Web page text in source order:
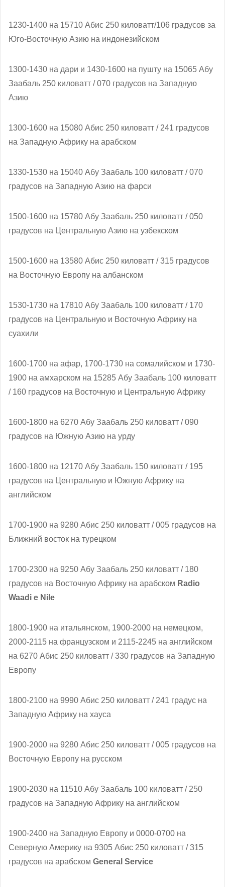
1230-1400 на 15710 Абис 250 киловатт/106 градусов за
Юго-Восточную Азию на индонезийском
1300-1430 на дари и 1430-1600 на пушту на 15065 Абу
Заабаль 250 киловатт / 070 градусов на Западную
Азию
1300-1600 на 15080 Абис 250 киловатт / 241 градусов
на Западную Африку на арабском
1330-1530 на 15040 Абу Заабаль 100 киловатт / 070
градусов на Западную Азию на фарси
1500-1600 на 15780 Абу Заабаль 250 киловатт / 050
градусов на Центральную Азию на узбекском
1500-1600 на 13580 Абис 250 киловатт / 315 градусов
на Восточную Европу на албанском
1530-1730 на 17810 Абу Заабаль 100 киловатт / 170
градусов на Центральную и Восточную Африку на
суахили
1600-1700 на афар, 1700-1730 на сомалийском и 1730-
1900 на амхарском на 15285 Абу Заабаль 100 киловатт
/ 160 градусов на Восточную и Центральную Африку
1600-1800 на 6270 Абу Заабаль 250 киловатт / 090
градусов на Южную Азию на урду
1600-1800 на 12170 Абу Заабаль 150 киловатт / 195
градусов на Центральную и Южную Африку на
английском
1700-1900 на 9280 Абис 250 киловатт / 005 градусов на
Ближний восток на турецком
1700-2300 на 9250 Абу Заабаль 250 киловатт / 180
градусов на Восточную Африку на арабском Radio
Waadi e Nile
1800-1900 на итальянском, 1900-2000 на немецком,
2000-2115 на французском и 2115-2245 на английском
на 6270 Абис 250 киловатт / 330 градусов на Западную
Европу
1800-2100 на 9990 Абис 250 киловатт / 241 градус на
Западную Африку на хауса
1900-2000 на 9280 Абис 250 киловатт / 005 градусов на
Восточную Европу на русском
1900-2030 на 11510 Абу Заабаль 100 киловатт / 250
градусов на Западную Африку на английском
1900-2400 на Западную Европу и 0000-0700 на
Северную Америку на 9305 Абис 250 киловатт / 315
градусов на арабском General Service